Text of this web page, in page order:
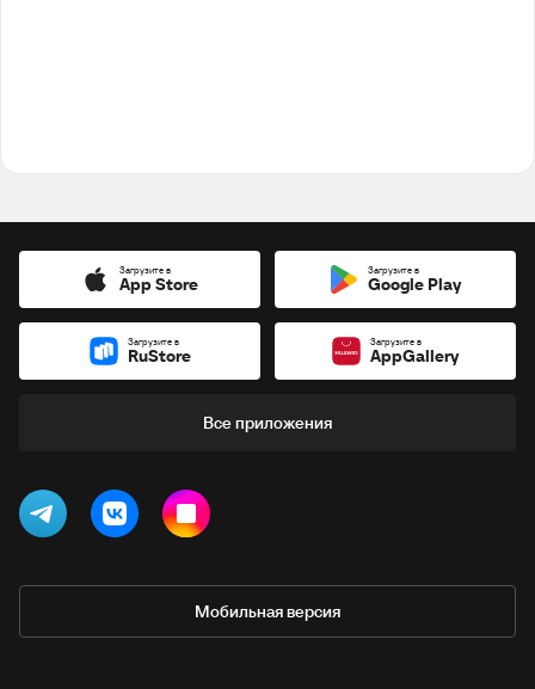
Загрузите в
App Store
Загрузите в
Google Play
Загрузите в
RuStore
Загрузите в
AppGallery
Все приложения
Мобильная версия